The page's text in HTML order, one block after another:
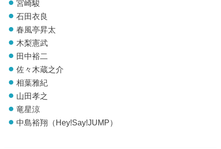
宮崎駿
石田衣良
春風亭昇太
木梨憲武
田中裕二
佐々木蔵之介
相葉雅紀
山田孝之
竜星涼
中島裕翔（Hey!Say!JUMP）